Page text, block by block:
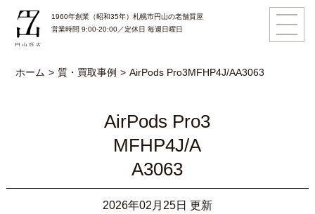
1960年創業（昭和35年）札幌市円山の老舗質屋
営業時間 9:00-20:00／定休日 毎週日曜日
ホーム 質・買取事例 AirPods Pro3MFHP4J/AA3063
AirPods Pro3
MFHP4J/A
A3063
2026年02月25日 更新